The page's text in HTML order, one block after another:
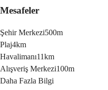
Mesafeler
Şehir Merkezi500m
Plaj4km
Havalimanı11km
Alışveriş Merkezi100m
Daha Fazla Bilgi